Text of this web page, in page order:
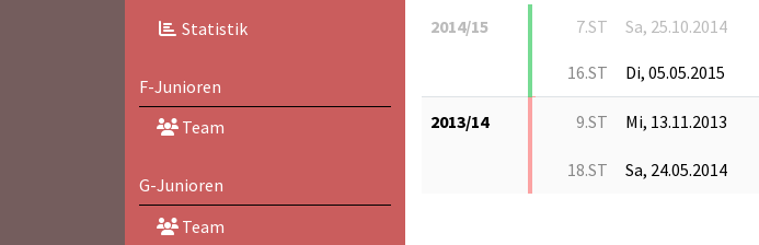
Statistik
F-Junioren
Team
G-Junioren
Team
2014/15 7.ST Sa, 25.10.2014
16.ST Di, 05.05.2015
2013/14 9.ST Mi, 13.11.2013
18.ST Sa, 24.05.2014